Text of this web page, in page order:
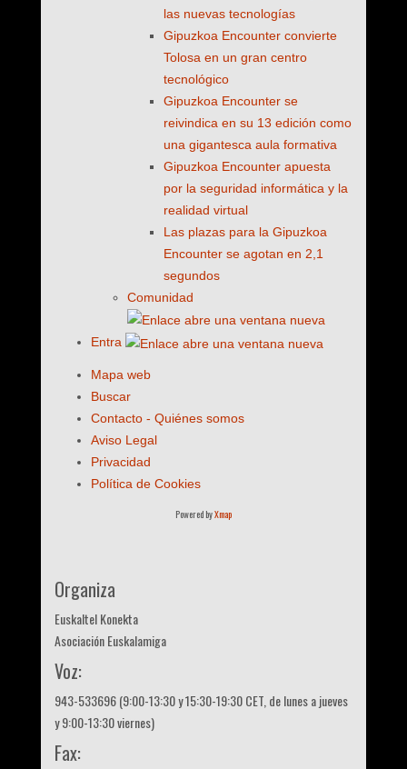
las nuevas tecnologías
Gipuzkoa Encounter convierte
Tolosa en un gran centro
tecnológico
Gipuzkoa Encounter se
reivindica en su 13 edición como
una gigantesca aula formativa
Gipuzkoa Encounter apuesta
por la seguridad informática y la
realidad virtual
Las plazas para la Gipuzkoa
Encounter se agotan en 2,1
segundos
Comunidad
Entra
Mapa web
Buscar
Contacto - Quiénes somos
Aviso Legal
Privacidad
Política de Cookies
Powered byXmap
Organiza
Euskaltel Konekta
Asociación Euskalamiga
Voz:
943-533696 (9:00-13:30 y 15:30-19:30 CET, de lunes a jueves
y 9:00-13:30 viernes)
Fax: